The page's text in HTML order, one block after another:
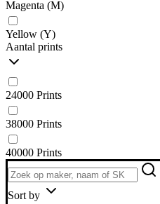
Magenta (M)
Yellow (Y)
Aantal prints
24000 Prints
38000 Prints
40000 Prints
Sort by